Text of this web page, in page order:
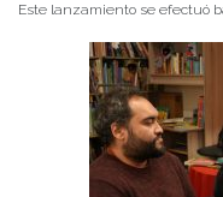
Este lanzamiento se efectuó